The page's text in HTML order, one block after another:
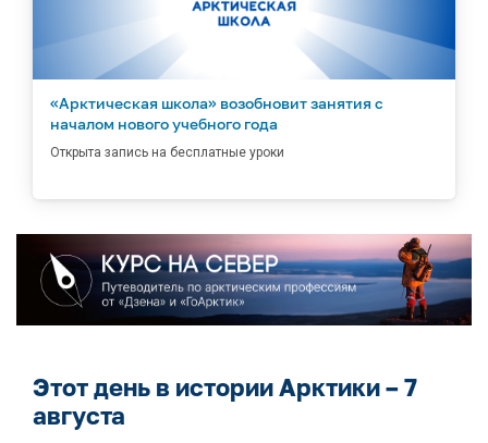
«Арктическая школа» возобновит занятия с
началом нового учебного года
Открыта запись на бесплатные уроки
Этот день в истории Арктики – 7
августа